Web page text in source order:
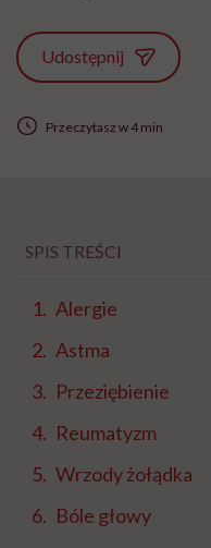
Udostępnij
Przeczytasz w 4 min
SPIS TREŚCI
Alergie
Astma
Przeziębienie
Reumatyzm
Wrzody żołądka
Bóle głowy